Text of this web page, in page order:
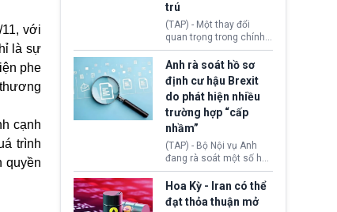
với
là sự
phe
cạnh
trình
quyền
trú
(TAP) - Một thay đổi
quan trọng trong chính
sách nhập cư của New
Zealand đang mở ra
thêm cơ hội cho nhiều
người muốn định cư. Từ
nay, người mắc viêm
gan B hoặc viêm gan C
sẽ không còn bị mặc
định không đáp ứng tiêu
chuẩn sức khỏe chỉ vì
chi phí điều trị khi nộp hồ
Anh rà soát hồ sơ
định cư hậu Brexit
do phát hiện nhiều
trường hợp “cấp
nhầm”
(TAP) - Bộ Nội vụ Anh
đang rà soát một số hồ
sơ thuộc Chương trình
Định cư EU (EU
Settlement Scheme -
EUSS) sau khi xác định
Hoa Kỳ - Iran có thể
đạt thỏa thuận mở